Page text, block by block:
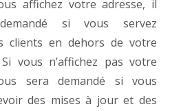
affichez votre adresse, il
si vous servez
clients en dehors de votre
vous n’affichez pas votre
sera demandé si vous
des mises à jour et des